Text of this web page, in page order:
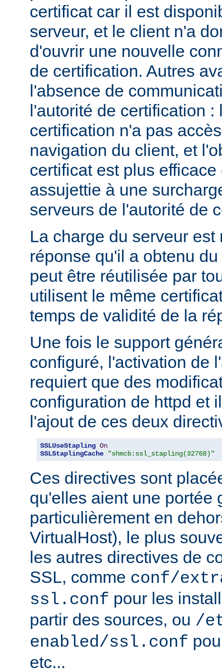
certificat car il est
serveur, et le client n'a
d'ouvrir une nouvelle
de certification. Autres
l'absence de
l'autorité de certification :
certification n'a pas
navigation du client, et
certificat est plus
assujettie à une
serveurs de l'autorité de
La charge du serveur est
réponse qu'il a obtenu
peut être réutilisée par
utilisent le même
temps de validité de la
Une fois le support
configuré, l'activation de
requiert que des
configuration de httpd et
l'ajout de ces deux
SSLUseStapling On
SSLStaplingCache
"shmcb:ssl_stapling(32768)"
Ces directives sont
qu'elles aient une portée
particulièrement en
VirtualHost), le plus
les autres directives de
SSL, comme conf/
ssl.conf pour les
partir des sources, ou /
enabled/ssl.conf
etc...